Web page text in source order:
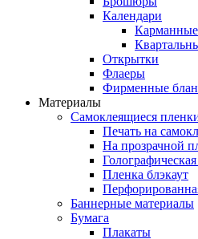
Календари
Карманные
Открытки
Флаеры
Фирменные
Материалы
Самоклеящиеся
Печать на
На прозрачной
Пленка блэкаут
Баннерные материалы
Бумага
Плакаты